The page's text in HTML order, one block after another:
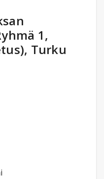
1,
Turku
alkeiskurssi II